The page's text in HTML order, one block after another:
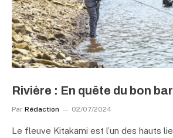
Rivière : En quête du bon
Par Rédaction 02/07/2024
Le fleuve Kitakami est l’un des hauts